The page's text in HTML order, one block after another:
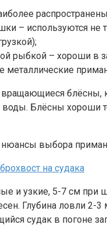
– используются не
рыбкой – хороши в
металлические
блёсны,
Блёсны хороши
на судака
и узкие, 5-7 см при
Глубина ловли 2-
судак в погоне